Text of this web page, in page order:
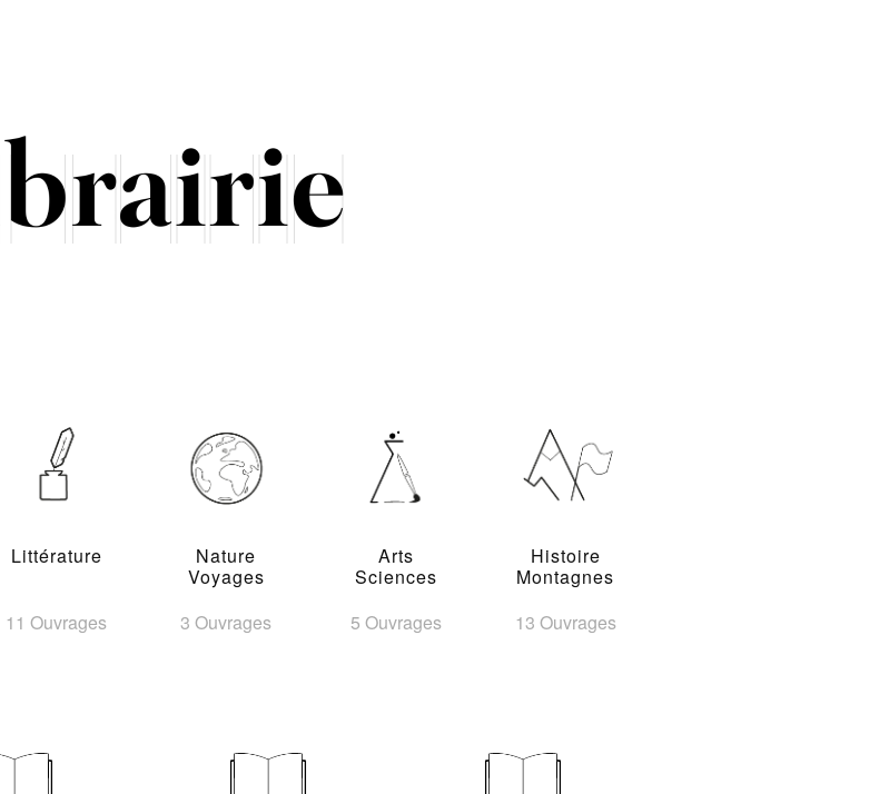
Littérature
11 Ouvrages
Nature
Voyages
3 Ouvrages
Arts
Sciences
5 Ouvrages
Histoire
Montagnes
13 Ouvrages